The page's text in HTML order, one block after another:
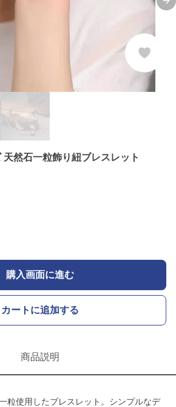
然石一粒飾り紐ブレスレット
購入画面に進む
カートに追加する
商品説明
粒使用したブレスレット。シンプルなデ